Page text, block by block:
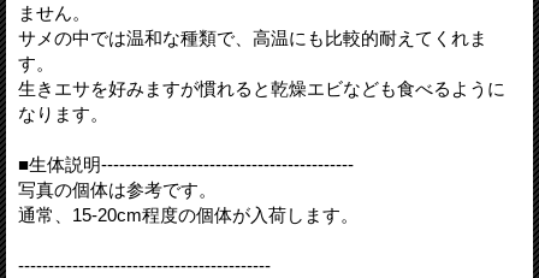
ません。
サメの中では温和な種類で、高温にも比較的耐えてくれま
す。
生きエサを好みますが慣れると乾燥エビなども食べるように
なります。
■生体説明------------------------------------------
写真の個体は参考です。
通常、15-20cm程度の個体が入荷します。
------------------------------------------